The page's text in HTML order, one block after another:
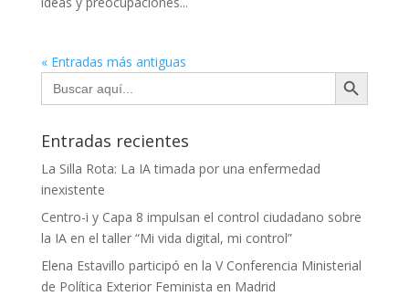
« Entradas más antiguas
Buscar:
Botón de búsqueda
Entradas recientes
La Silla Rota: La IA timada por una enfermedad
inexistente
Centro-i y Capa 8 impulsan el control ciudadano sobre
la IA en el taller “Mi vida digital, mi control”
Elena Estavillo participó en la V Conferencia Ministerial
de Política Exterior Feminista en Madrid